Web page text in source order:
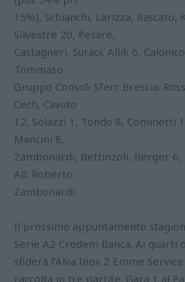
15%), Schianchi, Larizza, Rascato,
Silvestre 20, Pesare,
Castagneri, Suraci, Allik 6,
Tommaso
Gruppo Consoli Sferc Brescia:
Cech, Cavuto
12, Solazzi 1, Tondo 8, Cominetti
Mancini 8,
Zambonardi, Bettinzoli, Berger 6,
All: Roberto
Zambonardi
Il prossimo appuntamento
Serie A2 Credem Banca. Ai quarti
sfiderà l’Alva Inox 2 Emme
raccolta in tre partite. Gara 1 al